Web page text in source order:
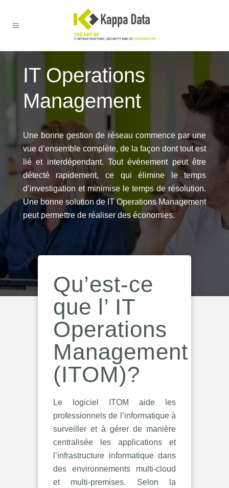
IT Operations
Management
Une bonne gestion de réseau commence par une
vue d’ensemble complète, de la façon dont tout est
lié et interdépendant. Tout événement peut être
détecté rapidement, ce qui élimine le temps
d’investigation et minimise le temps de résolution.
Une bonne solution de IT Operations Management
peut permettre de réaliser des économies.
Qu’est-ce
que l’ IT
Operations
Management
(ITOM)?
Le logiciel ITOM aide les
professionnels de l’informatique à
surveiller et à gérer de manière
centralisée les applications et
l’infrastructure informatique dans
des environnements multi-cloud
et multi-premises. Selon la